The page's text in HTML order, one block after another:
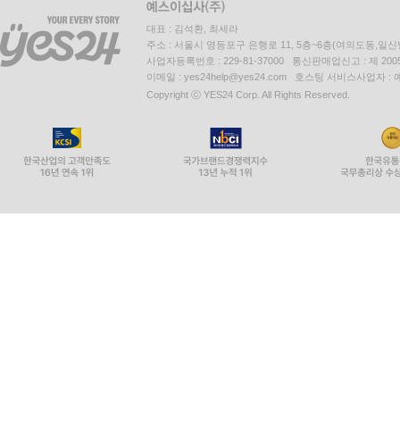
대표 : 김석환, 최세라
주소 : 서울시 영등포구 은행로 11, 5층~6층(여의도동,일신
사업자등록번호 : 229-81-37000 통신판매업신고 : 제
이메일 : yes24help@yes24.com 호스팅 서비스사업자 :
Copyright ⓒ YES24 Corp. All Rights Reserved.